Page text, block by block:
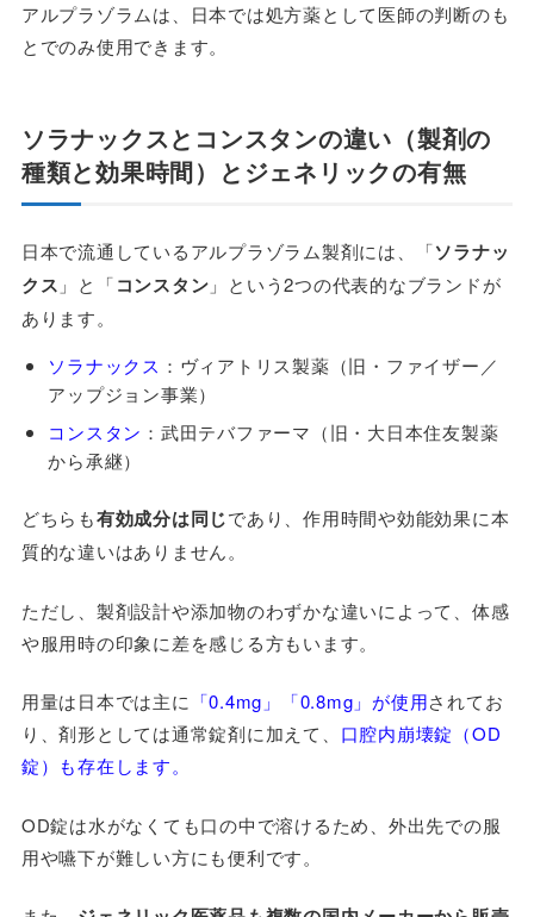
アルプラゾラムは、日本では処方薬として医師の判断のも
とでのみ使用できます。
ソラナックスとコンスタンの違い（製剤の
種類と効果時間）とジェネリックの有無
日本で流通しているアルプラゾラム製剤には、「ソラナッ
クス 」と「コンスタン 」という2つの代表的なブランドが
あります。
ソラナックス ：ヴィアトリス製薬（旧・ファイザー／
アップジョン事業）
コンスタン ：武田テバファーマ（旧・大日本住友製薬
から承継）
どちらも有効成分は同じであり、作用時間や効能効果に本
質的な違いはありません。
ただし、製剤設計や添加物のわずかな違いによって、体感
や服用時の印象に差を感じる方もいます。
用量は日本では主に 「0.4mg」「0.8mg」が使用されてお
り、剤形としては通常錠剤に加えて、 口腔内崩壊錠（OD
錠）も存在します。
OD錠は水がなくても口の中で溶けるため、外出先での服
用や嚥下が難しい方にも便利です。